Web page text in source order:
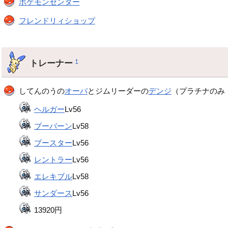
フレンドリィショップ
トレーナー†
してんのうのオーバとジムリーダーのデンジ （プラチナのみ
ヘルガーLv56
ブーバーンLv58
ブースターLv56
レントラーLv56
エレキブルLv58
サンダースLv56
13920円